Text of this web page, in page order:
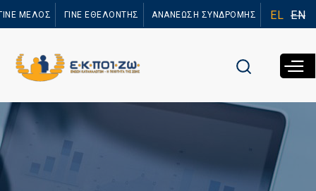
προς το
ΜΕΛΟΣ ΓΙΝΕ ΕΘΕΛΟΝΤΗΣ ΑΝΑΝΕΩΣΗ ΣΥΝΔΡΟΜΗΣ EL EN